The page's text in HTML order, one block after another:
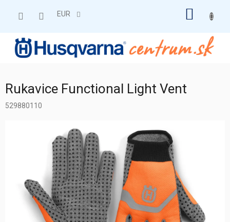
EUR
Rukavice Functional Light Vent
529880110